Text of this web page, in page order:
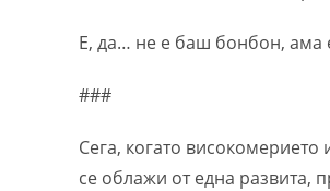
Е, да… не е баш бонбон, ама
###
Сега, когато
се облажи от една развита,